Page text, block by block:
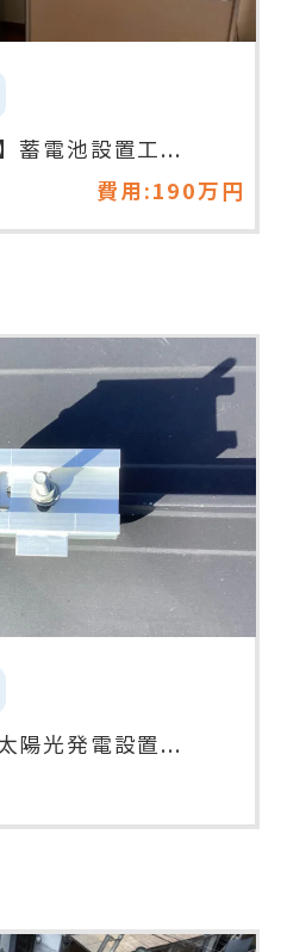
蓄電池設置工...
費用:190万円
陽光発電設置...